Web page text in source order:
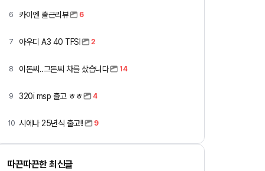
6 카이엔 출근리뷰 6
7 아우디 A3 40 TFSI 2
8 이돈씨..그돈씨 차를 샀습니다 14
9 320i msp 출고 ㅎㅎ 4
10 시에나 25년식 출고!! 9
따끈따끈한 최신글